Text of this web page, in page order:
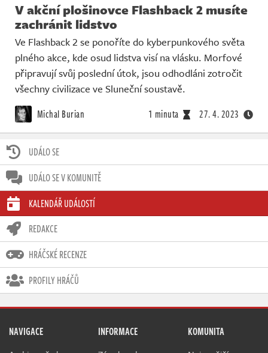
UDÁLO SE
UDÁLO SE V KOMUNITĚ
KALENDÁŘ UDÁLOSTÍ
REDAKCE
HRÁČSKÉ RECENZE
PROFILY HRÁČŮ
V akční plošinovce Flashback 2 musíte
zachránit lidstvo
Ve Flashback 2 se ponoříte do kyberpunkového světa
plného akce, kde osud lidstva visí na vlásku. Morfové
připravují svůj poslední útok, jsou odhodláni zotročit
všechny civilizace ve Sluneční soustavě.
Michal Burian 1 minuta 27. 4. 2023
NAVIGACE INFORMACE KOMUNITA